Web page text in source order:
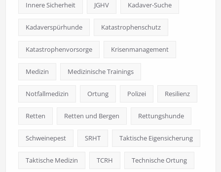
Innere Sicherheit JGHV Kadaver-Suche
Kadaverspürhunde Katastrophenschutz
Katastrophenvorsorge Krisenmanagement
Medizin Medizinische Trainings
Notfallmedizin Ortung Polizei Resilienz
Retten Retten und Bergen Rettungshunde
Schweinepest SRHT Taktische Eigensicherung
Taktische Medizin TCRH Technische Ortung